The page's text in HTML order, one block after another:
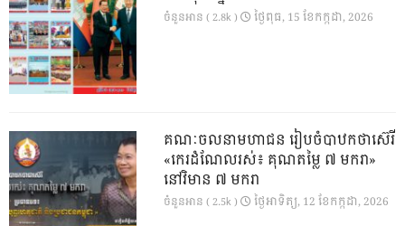
ចំនួនអាន ( 2.8k ) ថ្ងៃ​ពុធ, 15 ខែ​កក្កដា, 2026
គណៈចលនាមហាជន រៀបចំបាឋកថាស៊េរី
«កេរដំណែលរស់៖ គុណតម្លៃ ៧ មករា»
នៅវិមាន ៧ មករា
ចំនួនអាន ( 2.5k ) ថ្ងៃ​អាទិត្យ, 12 ខែ​កក្កដា, 2026